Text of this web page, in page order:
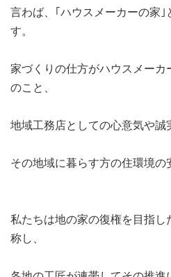
言わば、｢ハウスメーカーの家
す。
家づくりの仕方がハウスメー
のこと、
地域工務店としての心意気や誠
その地域に暮らす方の住環境の
私たちは地の家の復権を目指し
称し、